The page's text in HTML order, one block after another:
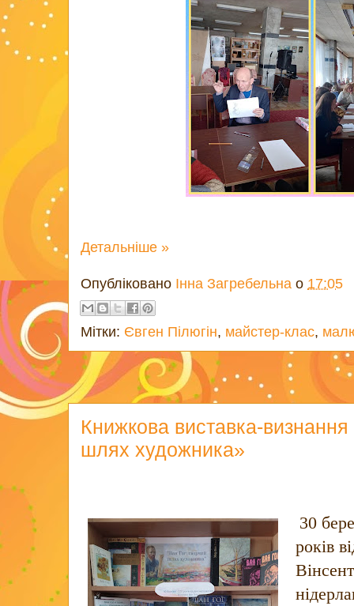
Детальніше »
Опубліковано Інна Загребельна о 17:05
Мітки: Євген Пілюгін, майстер-клас,
Книжкова виставка-
шлях художника»
30
років